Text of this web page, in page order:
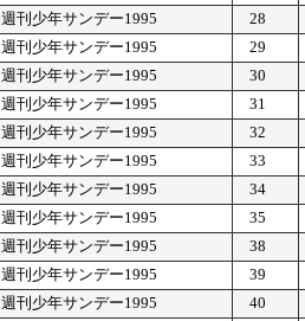
週刊少年サンデー1995
28
週刊少年サンデー1995
29
週刊少年サンデー1995
30
週刊少年サンデー1995
31
週刊少年サンデー1995
32
週刊少年サンデー1995
33
週刊少年サンデー1995
34
週刊少年サンデー1995
35
週刊少年サンデー1995
38
週刊少年サンデー1995
39
週刊少年サンデー1995
40